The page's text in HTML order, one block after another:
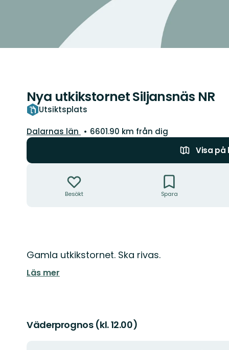
Nya utkikstornet Siljansnäs NR
Utsiktsplats
Län:
Dalarnas län
6601.90 km från dig
Visa på
Besökt Spara
Beskrivning
Gamla utkikstornet. Ska rivas.
Läs mer
Väderprognos (kl. 12.00)